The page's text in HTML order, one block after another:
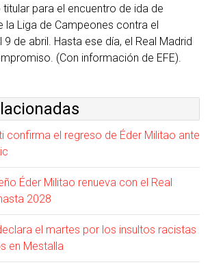
para el encuentro de ida de
la Liga de Campeones contra el
9 de abril. Hasta ese día, el Real Madrid
(Con información de EFE).
confirma el regreso de Éder Militao ante
Éder Militao renueva con el Real
2028
el martes por los insultos racistas
en Mestalla